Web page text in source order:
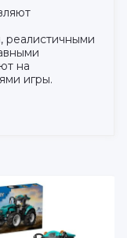
реалистичными
на
игры.